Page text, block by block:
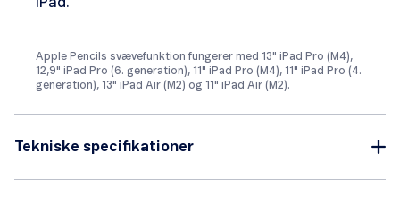
Apple Pencils svævefunktion fungerer med 13" iPad Pro (M4),
12,9" iPad Pro (6. generation), 11" iPad Pro (M4), 11" iPad Pro (4.
generation), 13" iPad Air (M2) og 11" iPad Air (M2).
Tekniske specifikationer